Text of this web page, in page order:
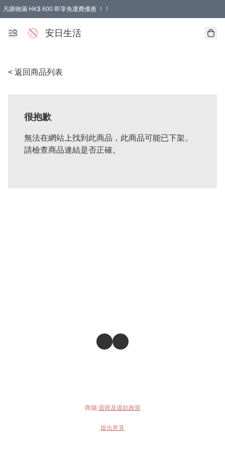
凡購物滿 HK$ 600 即享免運費優惠 ！！
安日生活
< 返回商品列表
很抱歉
無法在網站上找到此商品，此商品可能已下架。
請檢查商品連結是否正確。
商舖 退貨及退款政策
提出意見